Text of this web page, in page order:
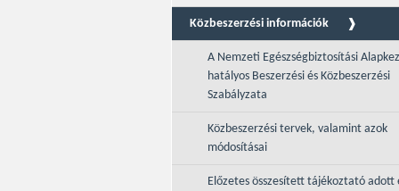
Közbeszerzési információk
A Nemzeti Egészségbiztosítási
hatályos Beszerzési és Közbeszerzési
Szabályzata
Közbeszerzési tervek, valamint azok
módosításai
Előzetes összesített tájékoztató adott